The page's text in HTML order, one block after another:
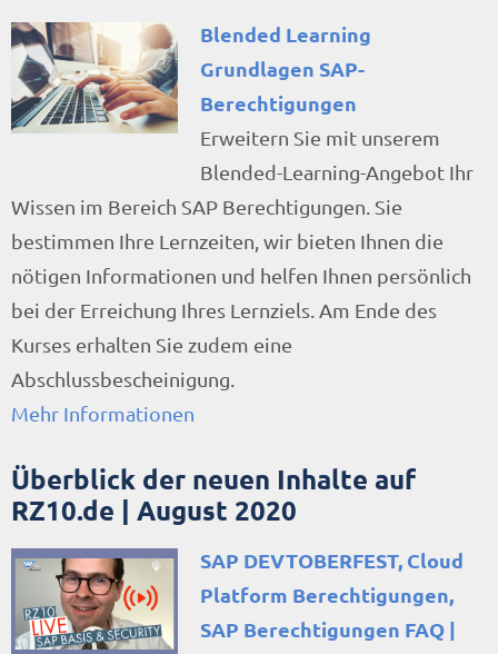
Blended Learning
Grundlagen SAP-
Berechtigungen
Erweitern Sie mit unserem
Blended-Learning-Angebot Ihr
Wissen im Bereich SAP Berechtigungen. Sie
bestimmen Ihre Lernzeiten, wir bieten Ihnen die
nötigen Informationen und helfen Ihnen persönlich
bei der Erreichung Ihres Lernziels. Am Ende des
Kurses erhalten Sie zudem eine
Abschlussbescheinigung.
Mehr Informationen
Überblick der neuen Inhalte auf
RZ10.de | August 2020
SAP DEVTOBERFEST, Cloud
Platform Berechtigungen,
SAP Berechtigungen FAQ |